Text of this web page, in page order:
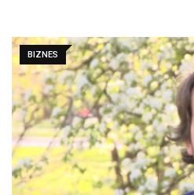
BIZNES